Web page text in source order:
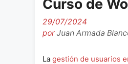
Curso de
29/07/2024
porJuan Armada
La gestión de usuarios